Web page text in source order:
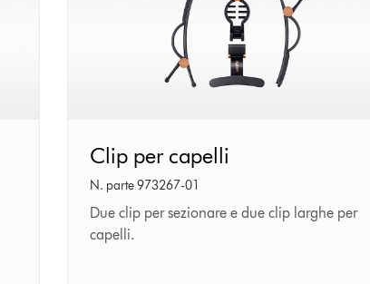
per
capelli
Clip per capelli
N. parte 973267-01
Due clip per sezionare e due clip larghe per
capelli.